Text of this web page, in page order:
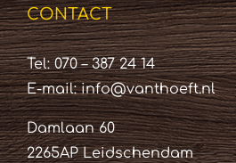
CONTACT
Tel: 070 – 387 24 14
E-mail:info@vanthoeft.nl
Damlaan 60
2265AP Leidschendam